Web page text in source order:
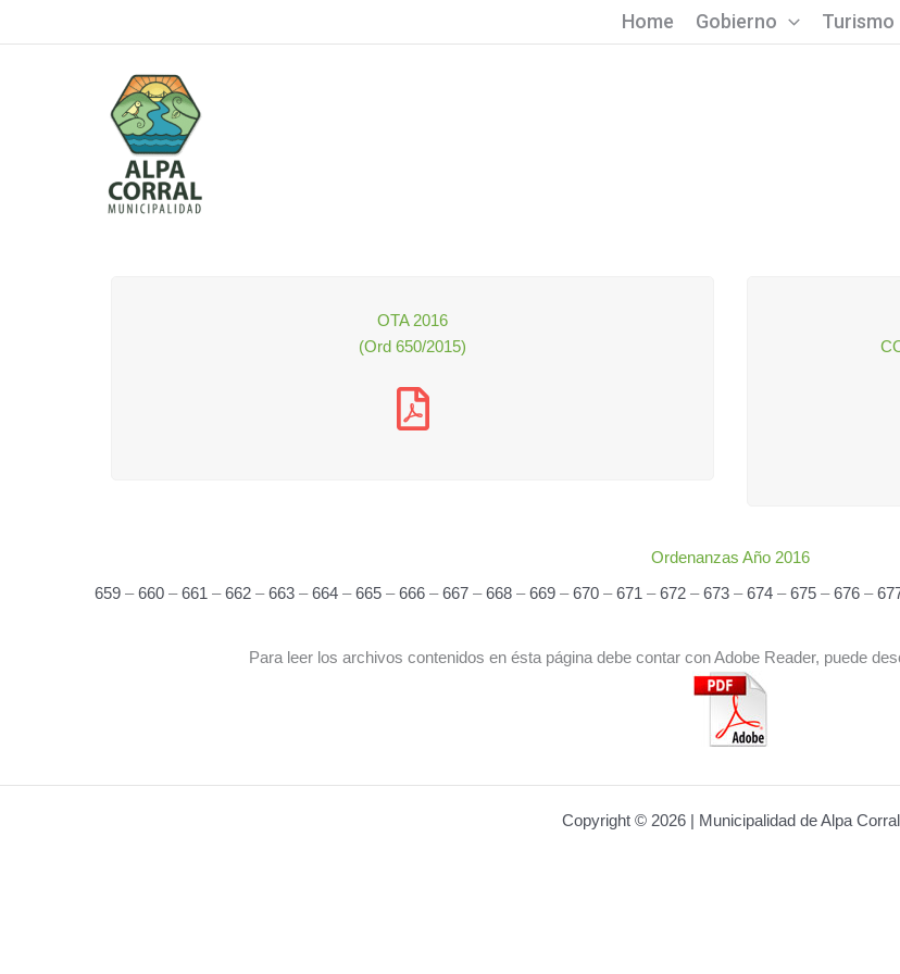
Home Gobierno Turismo
OTA 2016
(Ord 650/2015)
Ordenanzas Año 2016
659 –660 –661 –662 –663 –664 –665 –666 –667 –668 –669 –670 –671 –672 –673 –674 –675 –676 –
Para leer los archivos contenidos en ésta página debe contar con Adobe Reader, puede
Copyright © 2026 | Municipalidad de Alpa Corral